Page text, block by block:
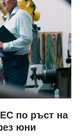
по ръст на
юни